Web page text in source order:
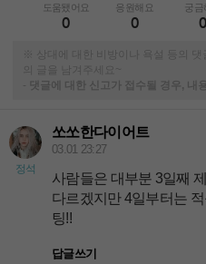
도움됐어요
0
응원해요
0
궁금
0
※ 상대에 대한 비방이나 욕설 등의 댓
의 글을 남겨주세요~
-
댓글에 대한 신고가 접수될 경우, 내
정석
쏘쏘한다이어트
03.01 23:27
사람들은 대부분 3일째
다르겠지만 4일부터는
팅!!
답글쓰기